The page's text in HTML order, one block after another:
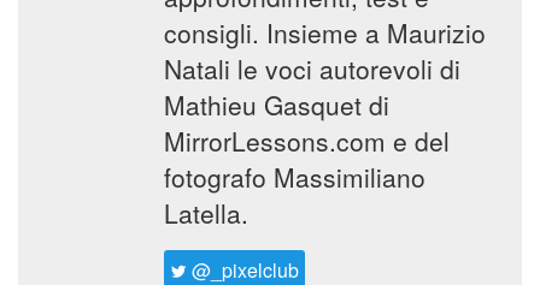
consigli. Insieme a Maurizio
Natali le voci autorevoli di
Mathieu Gasquet di
MirrorLessons.com e del
fotografo Massimiliano
Latella.
@_pixelclub